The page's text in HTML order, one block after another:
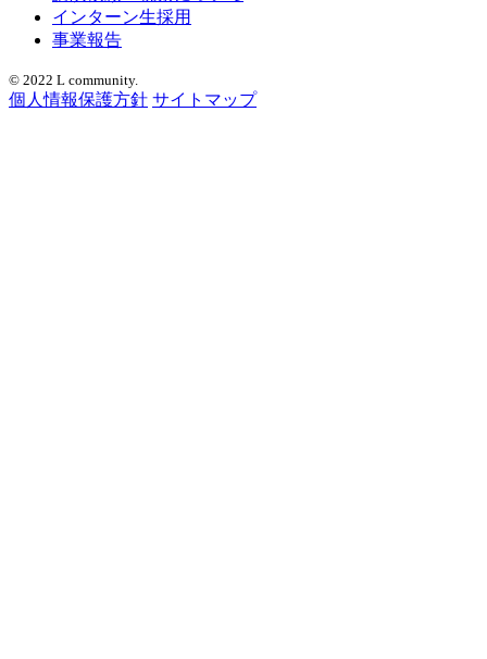
インターン生採用
事業報告
© 2022 L community.
個人情報保護方針 サイトマップ